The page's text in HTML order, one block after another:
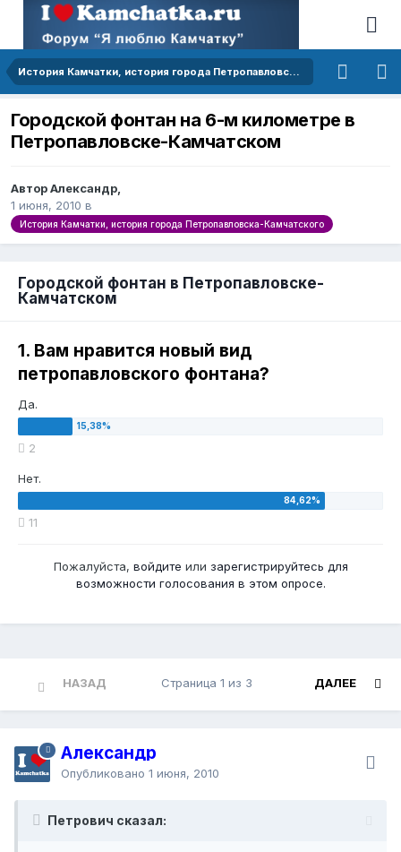
История Камчатки, история города Петропавловска-Камчатского
Городской фонтан на 6-м километре в
Петропавловске-Камчатском
Автор Александр,
1 июня, 2010 в
История Камчатки, история города Петропавловска-Камчатского
Городской фонтан в Петропавловске-
Камчатском
1. Вам нравится новый вид
петропавловского фонтана?
Да.
2
Нет.
11
Пожалуйста, войдите или зарегистрируйтесь для
возможности голосования в этом опросе.
НАЗАД ДАЛЕЕ
Страница 1 из 3
Александр
Опубликовано 1 июня, 2010
Петрович сказал: